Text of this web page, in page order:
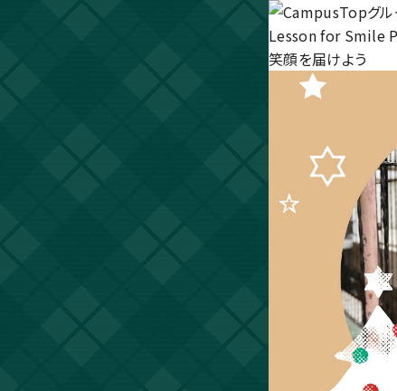
Lesson for Smile
笑顔を届けよう